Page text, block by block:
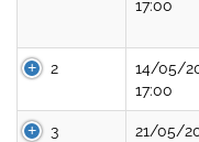
17:00
2
14/05/
17:00
3
21/05/